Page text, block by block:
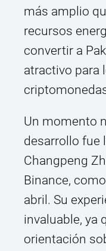
más amplio
recursos
convertir a
atractivo para
Un momento
desarrollo fue
Changpeng
Binance,
abril. Su
invaluable, ya
orientación